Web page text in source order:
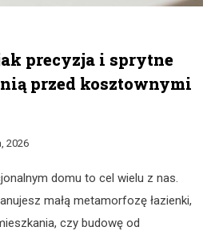
precyzja i sprytne
przed kosztownymi
2026
domu to cel wielu z nas.
małą metamorfozę łazienki,
czy budowę od